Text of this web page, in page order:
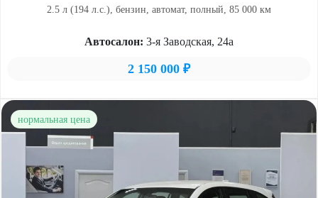
2.5 л (194 л.с.), бензин, автомат, полный, 85 000 км
Автосалон: 3-я Заводская, 24а
2 150 000 ₽
нормальная цена